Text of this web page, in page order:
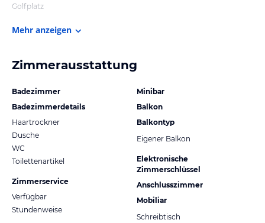
Golfplatz
Mehr anzeigen
Zimmerausstattung
Badezimmer
Badezimmerdetails
Haartrockner
Dusche
WC
Toilettenartikel
Zimmerservice
Verfügbar
Stundenweise
Minibar
Balkon
Balkontyp
Eigener Balkon
Elektronische
Zimmerschlüssel
Anschlusszimmer
Mobiliar
Schreibtisch